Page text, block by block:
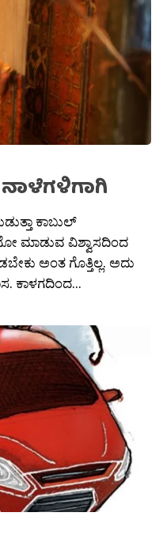
ಕಾಬುಲ್
ಮಾಡುವ ವಿಶ್ವಾಸದಿಂದ
ಅಂತ ಗೊತ್ತಿಲ್ಲ. ಅದು
ಕಾಳಗದಿಂದ...